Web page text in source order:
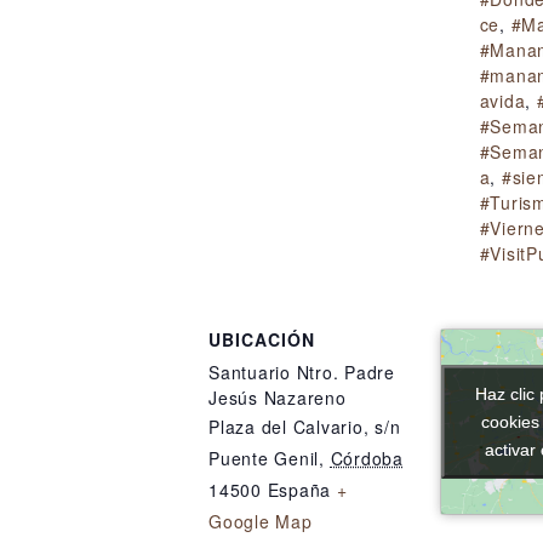
ce,
avida,
a,
UBICACIÓN
Santuario Ntro. Padre
Jesús Nazareno
Plaza del Calvario, s/n
Puente Genil, Córdoba
14500 España +
Google Map
Haz clic
activar
Haz clic
activar